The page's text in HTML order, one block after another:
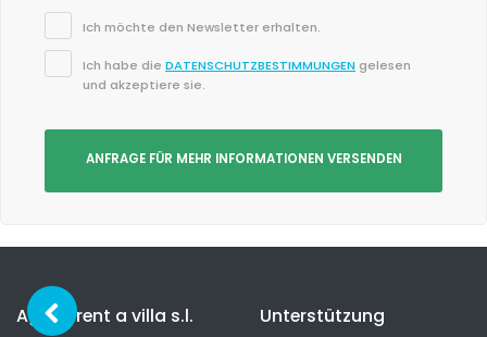
Ich möchte den Newsletter erhalten.
Ich habe die DATENSCHUTZBESTIMMUNGEN gelesen
und akzeptiere sie.
ANFRAGE FÜR MEHR INFORMATIONEN VERSENDEN
Aguila rent a villa s.l. Unterstützung